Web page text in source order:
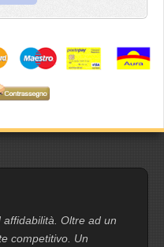
Oltre ad un
competitivo. Un